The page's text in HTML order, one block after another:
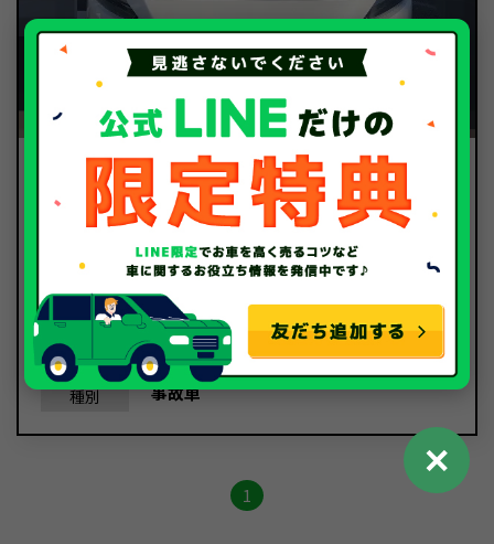
買取金額95.2万円
メーカー マツダ
車種 アクセラ
年式 平成30年/2018年
走行距離 5,185Km
種別 事故車
1
✕